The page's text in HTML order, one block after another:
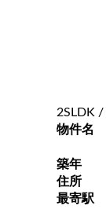
2SLDK
物件名
築年
住所
最寄駅